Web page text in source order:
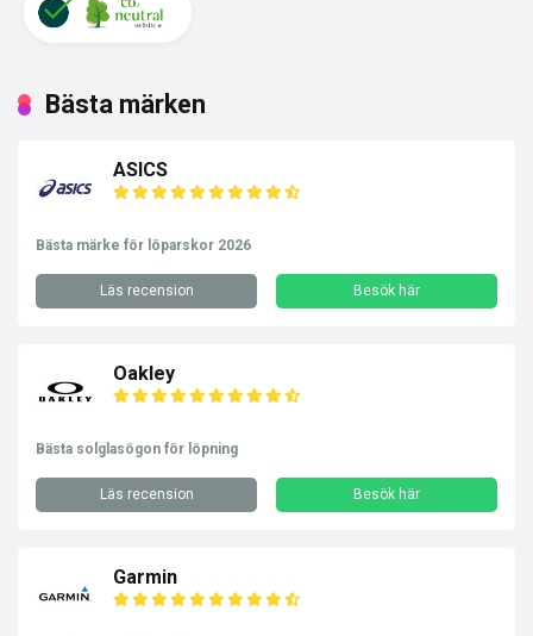
Bästa märken
ASICS
Bästa märke för löparskor 2026
Läs recension Besök här
Oakley
Bästa solglasögon för löpning
Läs recension Besök här
Garmin